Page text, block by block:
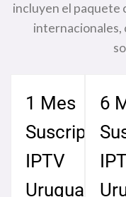
incluyen el paquete
internacionales,
1 Mes
Suscripción
IPTV
Uruguay
6